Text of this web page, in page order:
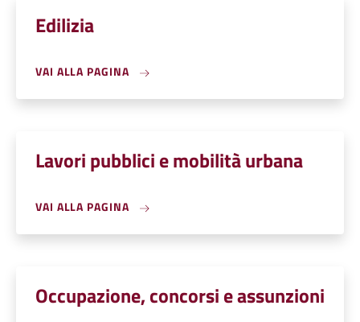
Edilizia
VAI ALLA PAGINA
Lavori pubblici e mobilità urbana
VAI ALLA PAGINA
Occupazione, concorsi e assunzioni